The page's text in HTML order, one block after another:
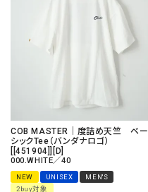
COB MASTER｜度詰め天竺 ベー
シックTee（バンダナロゴ）
[[451904]][D]
000.WHITE／40
NEW UNISEX
MEN'S
2buy対象